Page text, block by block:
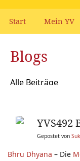
Start Mein YV
Blogs
Alle Beiträge
YVS492
Gepostet von
Bhru Dhyana – Die